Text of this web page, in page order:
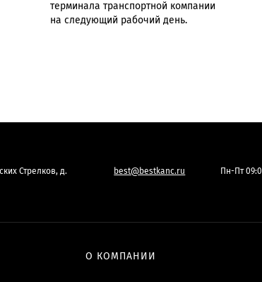
терминала транспортной компании
на следующий рабочий день.
Стрелков, д.
best@bestkanc.ru Пн-Пт
О КОМПАНИИ